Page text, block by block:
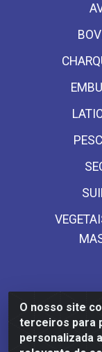
O nosso site
terceiros para
personalizada
Frinscal -
Rodovia BR
Palmares/PE -